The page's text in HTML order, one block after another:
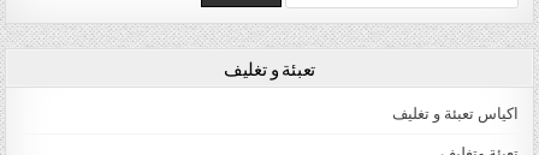
تعبئة و تغليف
اكياس تعبئة و تغليف